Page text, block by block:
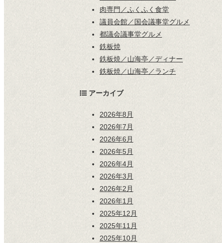
肉専門／ふくふく食堂
議員会館／国会議事堂グルメ
都議会議事堂グルメ
鉄板焼
鉄板焼／山海亭／ディナー
鉄板焼／山海亭／ランチ
アーカイブ
2026年8月
2026年7月
2026年6月
2026年5月
2026年4月
2026年3月
2026年2月
2026年1月
2025年12月
2025年11月
2025年10月